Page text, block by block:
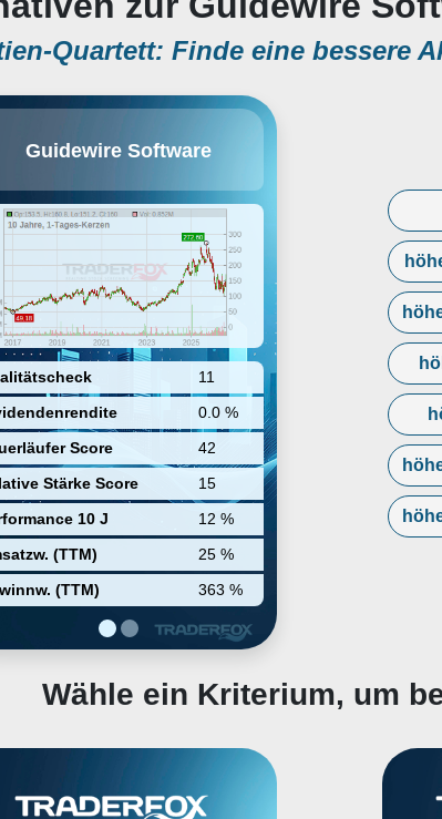
Quartett: Finde eine bessere
Guidewire Software
11
0.0 %
Score
42
Stärke Score
15
10 J
12 %
(TTM)
25 %
(TTM)
363 %
in the provision of a technology
software, services, and a partner
for the global Property
and Casualty insurance industry.
It operates through the following
segments: Americas,
EMEA, and APAC. Its products
include InsuranceSuite,
PolicyCenter, ClaimCenter,
BillingCenter, InsuranceNow,
Analytics, Ecosystem, Guidewire
for salesforce, and Guidewire
The company was founded
by Marcus S. Ryu on September
20, 2001 and is headquartered in
San Mateo, CA.
Wähle ein Kriterium, um